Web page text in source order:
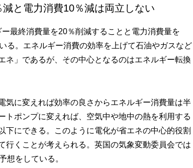
と電力消費10％減は両立しない
最終消費量を20％削減することと電力消費量を
る。エネルギー消費の効率を上げて石油やガスなど
ネ」であるが、その中心となるのはエネルギー転換
気に変えれば効率の良さからエネルギー消費量は半
トポンプに変えれば、空気中や地中の熱を利用する
下にできる。このように電化が省エネの中心的役割
行くことが考えられる。英国の気象変動委員会では
想をしている。